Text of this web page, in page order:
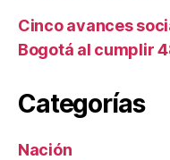
Cinco avances
Bogotá al cumplir
Categorías
Nación